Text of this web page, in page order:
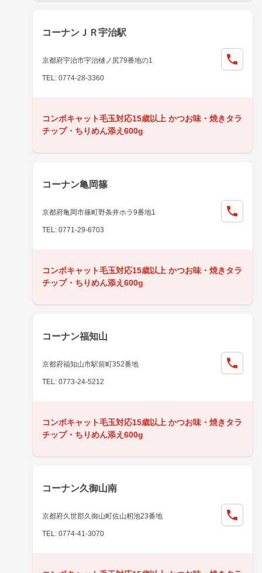
コーナンＪＲ宇治駅
京都府宇治市宇治樋ノ尻79番地の1
TEL: 0774-28-3360
コンボキャット毛玉対応15歳以上 かつお味・焼きタラ
チップ・ちりめん添え600g
コーナン亀岡篠
京都府亀岡市篠町野条井ホラ9番地1
TEL: 0771-29-6703
コンボキャット毛玉対応15歳以上 かつお味・焼きタラ
チップ・ちりめん添え600g
コーナン福知山
京都府福知山市駅前町352番地
TEL: 0773-24-5212
コンボキャット毛玉対応15歳以上 かつお味・焼きタラ
チップ・ちりめん添え600g
コーナン久御山南
京都府久世郡久御山町佐山籾池23番地
TEL: 0774-41-3070